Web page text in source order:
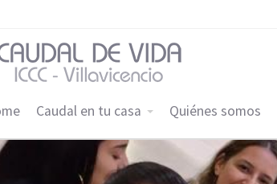
Caudal en tu casa Quiénes somos